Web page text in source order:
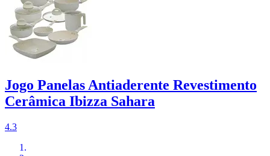
Jogo Panelas Antiaderente Revestimento
Cerâmica Ibizza Sahara
4.3